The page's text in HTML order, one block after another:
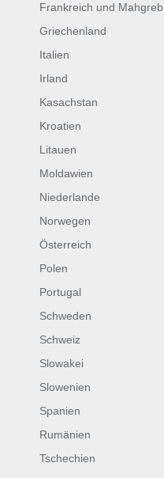
Frankreich und Mahgreb
Griechenland
Italien
Irland
Kasachstan
Kroatien
Litauen
Moldawien
Niederlande
Norwegen
Österreich
Polen
Portugal
Schweden
Schweiz
Slowakei
Slowenien
Spanien
Rumänien
Tschechien